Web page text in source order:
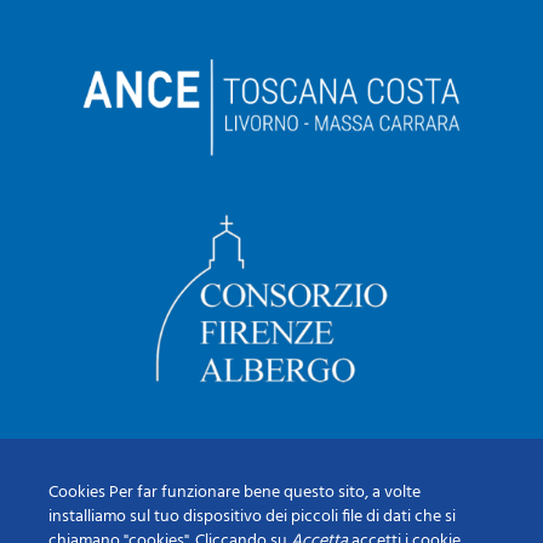
Cookies Per far funzionare bene questo sito, a volte
installiamo sul tuo dispositivo dei piccoli file di dati che si